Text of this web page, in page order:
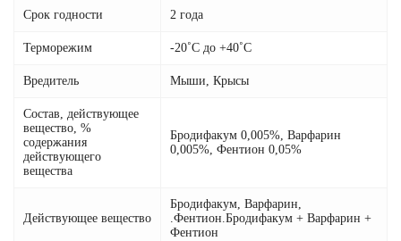
Срок годности 2 года
Терморежим -20˚С до +40˚С
Вредитель Мыши, Крысы
Состав, действующее
вещество, %
содержания
действующего
вещества
Бродифакум 0,005%, Варфарин
0,005%, Фентион 0,05%
Действующее вещество
Бродифакум, Варфарин,
.Фентион.Бродифакум + Варфарин +
Фентион